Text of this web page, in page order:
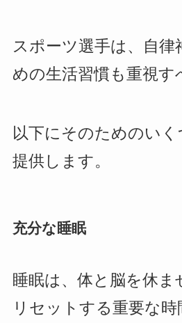
スポーツ選手は、自律
めの生活習慣も重視す
以下にそのためのい
提供します。
充分な睡眠
睡眠は、体と脳を休ま
リセットする重要な時